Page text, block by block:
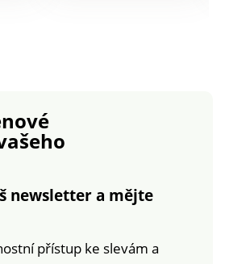
Tato známka
podrobeny
škodlivých látek a
newsletter a mějte
přístup ke slevám a